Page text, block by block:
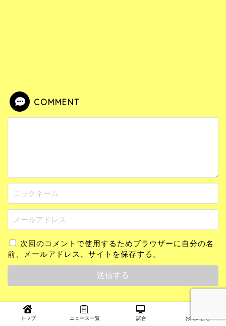
COMMENT
次回のコメントで使用するためブラウザーに自分の名
前、メールアドレス、サイトを保存する。
このサイトはスパムを低減するために Akismet を使っ
トップ ニュース一覧 試合 お問い合せ